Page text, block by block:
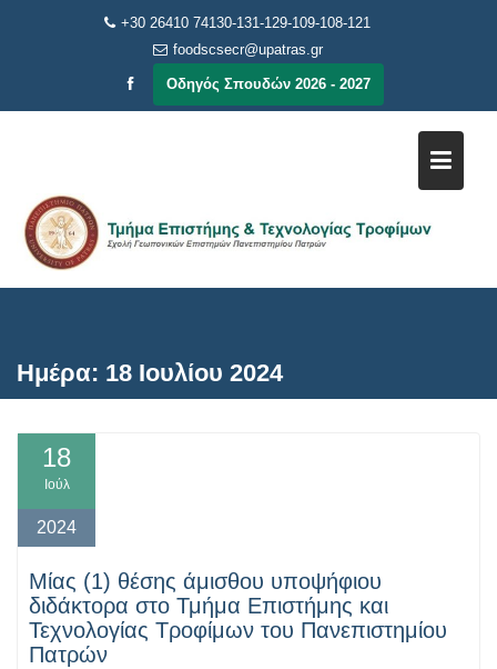
+30 26410 74130-131-129-109-108-121
foodscsecr@upatras.gr
Οδηγός Σπουδών 2026 - 2027
Ημέρα: 18 Ιουλίου 2024
18
Ιούλ
2024
Μίας (1) θέσης άμισθου υποψήφιου
διδάκτορα στο Τμήμα Επιστήμης και
Τεχνολογίας Τροφίμων του Πανεπιστημίου
Πατρών